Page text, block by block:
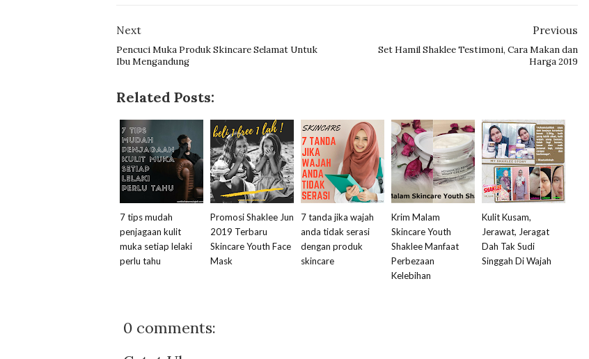
Next
Pencuci Muka Produk Skincare Selamat Untuk
Ibu Mengandung
Previous
Set Hamil Shaklee Testimoni, Cara Makan dan
Harga 2019
Related Posts:
7 tips mudah
penjagaan kulit
muka setiap lelaki
perlu tahu
Promosi Shaklee Jun
2019 Terbaru
Skincare Youth Face
Mask
7 tanda jika wajah
anda tidak serasi
dengan produk
skincare
Krim Malam
Skincare Youth
Shaklee Manfaat
Perbezaan
Kelebihan
Kulit Kusam,
Jerawat, Jeragat
Dah Tak Sudi
Singgah Di Wajah
0 comments: